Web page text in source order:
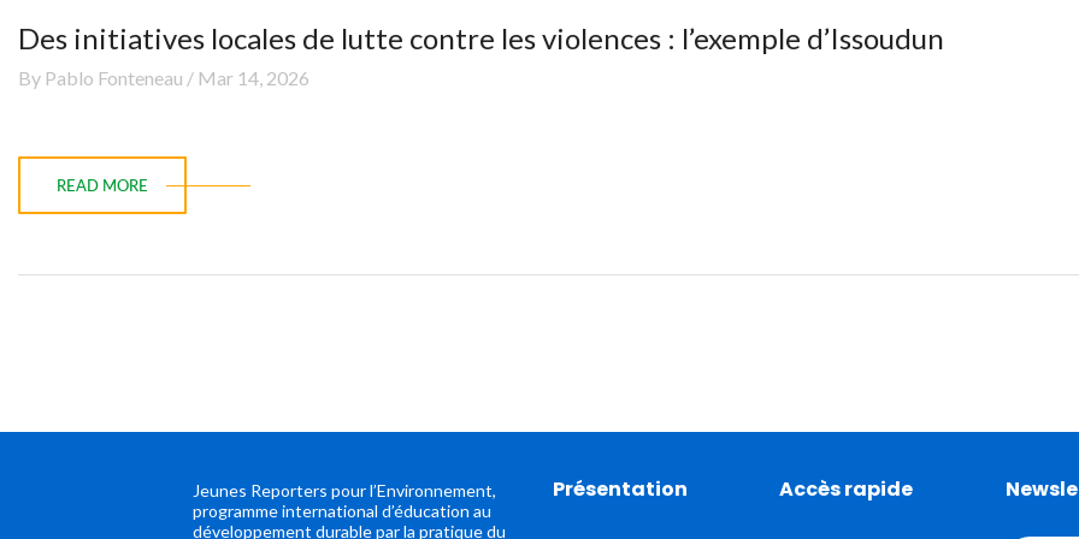
Des initiatives locales de lutte contre les violences : l’exemple d’Issoudun
By Pablo Fonteneau / Mar 14, 2026
READ MORE
Jeunes Reporters pour l’Environnement,
programme international d’éducation au
développement durable par la pratique du
Présentation Accès rapide